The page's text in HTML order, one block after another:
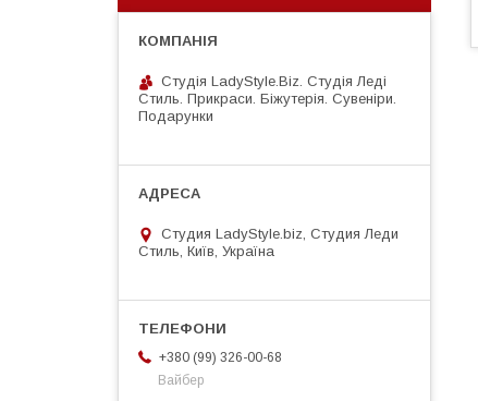
Студія LadyStyle.Biz. Студія Леді
Стиль. Прикраси. Біжутерія. Сувеніри.
Подарунки
Студия LadyStyle.biz, Студия Леди
Стиль, Київ, Україна
+380 (99) 326-00-68
Вайбер